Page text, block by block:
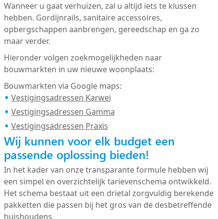
Wanneer u gaat verhuizen, zal u altijd iets te klussen
hebben. Gordijnrails, sanitaire accessoires,
opbergschappen aanbrengen, gereedschap en ga zo
maar verder.
Hieronder volgen zoekmogelijkheden naar
bouwmarkten in uw nieuwe woonplaats:
Bouwmarkten via Google maps:
Vestigingsadressen Karwei
Vestigingsadressen Gamma
Vestigingsadressen Praxis
Wij kunnen voor elk budget een
passende oplossing bieden!
In het kader van onze transparante formule hebben wij
een simpel en overzichtelijk tarievenschema ontwikkeld.
Het schema bestaat uit een drietal zorgvuldig berekende
pakketten die passen bij het gros van de desbetreffende
huishoudens.